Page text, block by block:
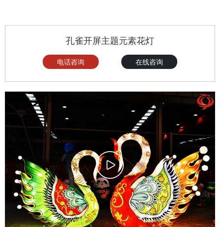
孔雀开屏主题元素花灯
电话咨询 在线咨询